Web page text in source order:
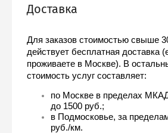
Доставка
Для заказов стоимостью свыше
действует бесплатная доставка
проживаете в Москве). В
стоимость услуг составляет:
по Москве в пределах
до 1500 руб.;
в Подмосковье, за
руб./км.